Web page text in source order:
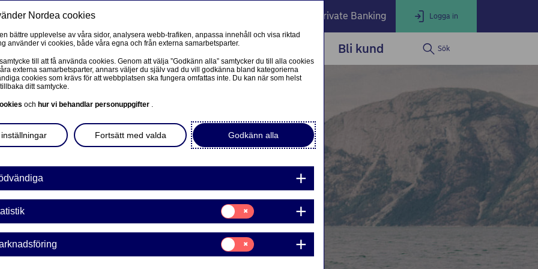
Private Banking Logga in
LOGGA IN
Logga in i nätbanken
Logga in som företagskund
Nordea Business
FÖRETAG
Corporate Netbank
Nordea Corporate
Våra sidor – kundinformation
Företagets Dokument/Signera digitalt
GiroLink
Nordea Bokföring
Ditt liv Våra tjänster Bli kund Sök
sig mot till exempel
aktie- och
av direktavkastning i
Nordea cookies
bättre upplevelse av våra sidor, analysera webb-trafiken, anpassa innehåll och visa riktad
använder vi cookies, både våra egna och från externa samarbetsparter.
till att få använda cookies. Genom att välja ”Godkänn alla” samtycker du till alla cookies
externa samarbetsparter, annars väljer du själv vad du vill godkänna bland kategorierna
cookies som krävs för att webbplatsen ska fungera omfattas inte. Du kan när som helst
ditt samtycke.
och hur vi behandlar personuppgifter .
Godkänn alla
Fortsätt med valda
Samtycke
för:
Statistik
Samtycke
för:
Marknadsföring